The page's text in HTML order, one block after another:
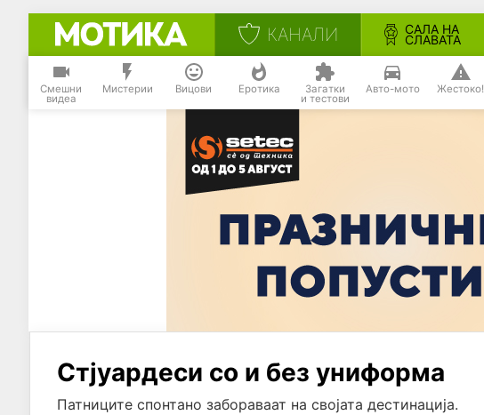
КАНАЛИ САЛА НА
СЛАВАТА
Смешни
видеа
Мистерии Вицови Еротика Загатки
и тестови
Авто-мото Жестоко!
Стјуардеси со и без униформа
Патниците спонтано забораваат на својата дестинација.